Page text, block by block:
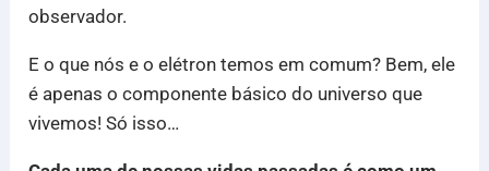
observador.
E o que nós e o elétron temos em comum? Bem, ele
é apenas o componente básico do universo que
vivemos! Só isso…